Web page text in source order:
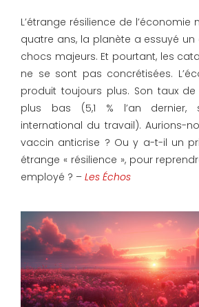
L’étrange résilience de l’économie
quatre ans, la planète a essuyé
chocs majeurs. Et pourtant, les
ne se sont pas concrétisées.
produit toujours plus. Son taux
plus bas (5,1 % l’an dernier,
international du travail). Aurions-
vaccin anticrise ? Ou y a-t-il un
étrange « résilience », pour
employé ? – Les Échos